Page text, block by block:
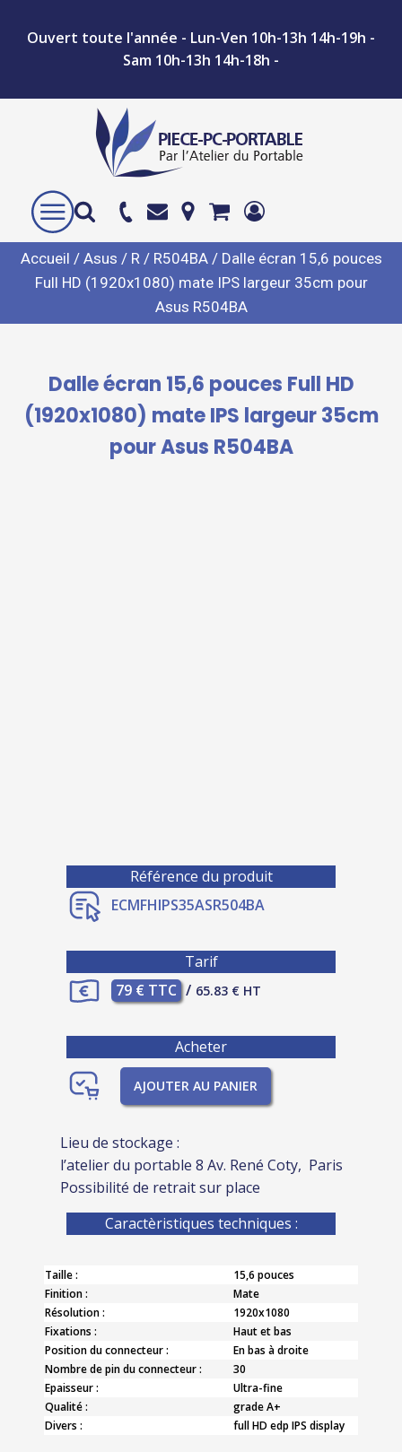
Ouvert toute l'année - Lun-Ven 10h-13h 14h-19h -
Sam 10h-13h 14h-18h -
Accueil / Asus / R/ R504BA/ Dalle écran 15,6 pouces
Full HD (1920x1080) mate IPS largeur 35cm pour
Asus R504BA
Dalle écran 15,6 pouces Full HD
(1920x1080) mate IPS largeur 35cm
pour Asus R504BA
Référence du produit
ECMFHIPS35ASR504BA
Tarif
79 € TTC / 65.83 € HT
Acheter
AJOUTER AU PANIER
Lieu de stockage :
l’atelier du portable 8 Av. René Coty, Paris
Possibilité de retrait sur place
Caractèristiques techniques :
Taille :
15,6 pouces
Finition :
Mate
Résolution :
1920x1080
Fixations :
Haut et bas
Position du connecteur :
En bas à droite
Nombre de pin du connecteur :
30
Epaisseur :
Ultra-fine
Qualité :
grade A+
Divers :
full HD edp IPS display